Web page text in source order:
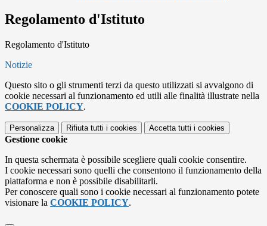
Regolamento d'Istituto
Regolamento d'Istituto
Notizie
Questo sito o gli strumenti terzi da questo utilizzati si avvalgono di
cookie necessari al funzionamento ed utili alle finalità illustrate nella
COOKIE POLICY.
Personalizza Rifiuta tutti i cookies Accetta tutti i cookies
Gestione cookie
In questa schermata è possibile scegliere quali cookie consentire.
I cookie necessari sono quelli che consentono il funzionamento della
piattaforma e non è possibile disabilitarli.
Per conoscere quali sono i cookie necessari al funzionamento potete
visionare la COOKIE POLICY.